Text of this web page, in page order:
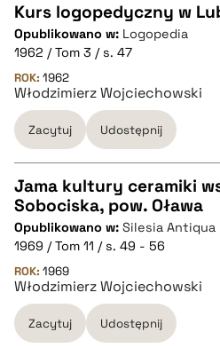
pobierz cytat
CZYSTY TEKST
pobierz cytat
BIBTEX
pobierz cytat
Kurs logopedyczny w
Opublikowano w: Logopedia
1962 / Tom 3 / s. 47
ROK: 1962
Włodzimierz Wojciechowski
Zacytuj Udostępnij
CZYSTY TEKST
pobierz cytat
BIBTEX
Jama kultury ceramiki
Sobociska, pow. Oława
Opublikowano w: Silesia Antiqua
1969 / Tom 11 / s. 49 - 56
ROK: 1969
Włodzimierz Wojciechowski
Zacytuj Udostępnij